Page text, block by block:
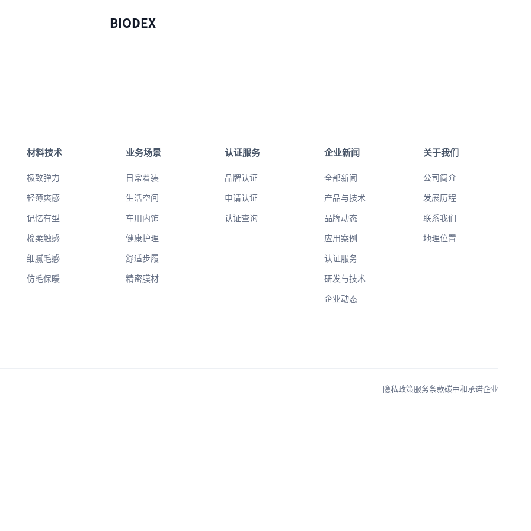
材料技术
极致弹力
轻薄爽感
记忆有型
棉柔触感
细腻毛感
仿毛保暖
业务场景
日常着装
生活空间
车用内饰
健康护理
舒适步履
精密膜材
认证服务
品牌认证
申请认证
认证查询
企业新闻
全部新闻
产品与技术
品牌动态
应用案例
认证服务
研发与技术
企业动态
关于我们
公司简介
发展历程
联系我们
地理位置
隐私政策服务条款碳中和承诺企业
BIODEX